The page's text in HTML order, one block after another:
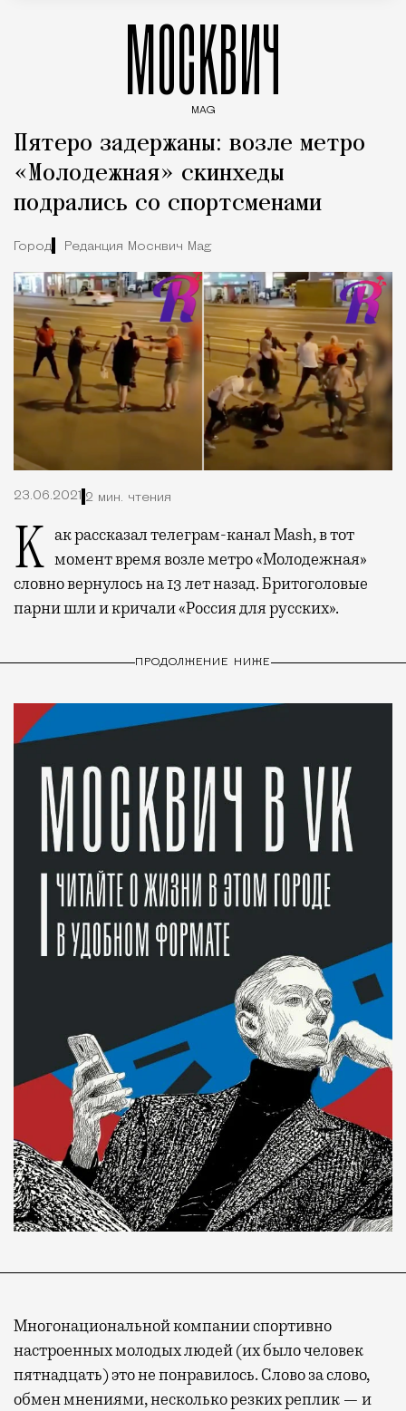
МОСКВИЧ
MAG
Пятеро задержаны: возле метро
«Молодежная» скинхеды
подрались со спортсменами
Город Редакция Москвич Mag
23.06.2021 2 мин. чтения
Как рассказал телеграм-канал Mash, в тот момент время возле метро «Молодежная»
словно вернулось на 13 лет назад. Бритоголовые
парни шли и кричали «Россия для русских».
ПРОДОЛЖЕНИЕ НИЖЕ
Многонациональной компании спортивно
настроенных молодых людей (их было человек
пятнадцать) это не понравилось. Слово за слово,
обмен мнениями, несколько резких реплик — и